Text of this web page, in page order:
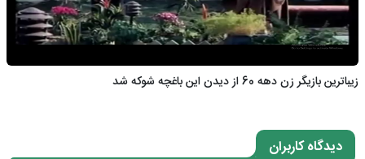
زیباترین بازیگر زن دهه 60 از دیدن این باغچه شوکه شد
دیدگاه کاربران